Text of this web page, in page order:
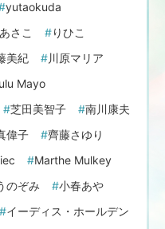
yutaokuda
さこ
りひこ
美紀
川原マリア
Mayo
芝田美智子
南川康夫
偉子
齊藤さゆり
Marthe Mulkey
のぞみ
小春あや
イーディス・ホールデン